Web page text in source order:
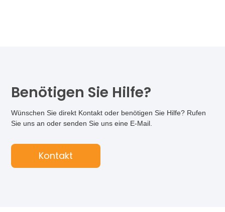
Benötigen Sie Hilfe?
Wünschen Sie direkt Kontakt oder benötigen Sie Hilfe? Rufen
Sie uns an oder senden Sie uns eine E-Mail.
Kontakt